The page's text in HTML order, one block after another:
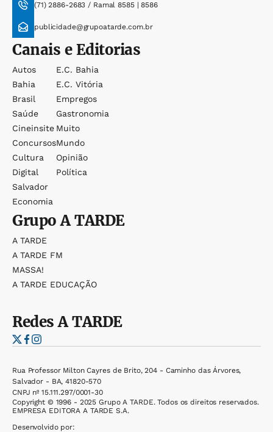
(71) 2886-2683 / Ramal 8585 | 8586
publicidade@grupoatarde.com.br
Canais e Editorias
Autos
Bahia
Brasil
Saúde
Cineinsite
Concursos
Cultura
Digital
Salvador
Economia
E.c. Bahia
E.c. Vitória
Empregos
Gastronomia
Muito
Mundo
Opinião
Política
GrupoA TARDE
A TARDE
A TARDE FM
MASSA!
A TARDE EDUCAÇÃO
RedesA TARDE
Rua Professor Milton Cayres de Brito, 204 - Caminho das Árvores,
Salvador - BA, 41820-570
CNPJ nº 15.111.297/0001-30
Copyright © 1996 - 2025 Grupo A TARDE. Todos os direitos reservados.
EMPRESA EDITORA A TARDE S.A.
Desenvolvido por: